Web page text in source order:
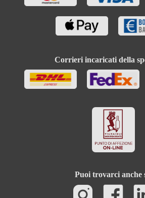
Corrieri incaricati della
Puoi trovarci anche